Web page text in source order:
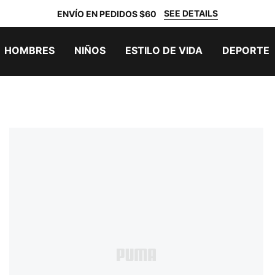
ENVÍO EN PEDIDOS $60 SEE DETAILS
HOMBRES NIÑOS ESTILO DE VIDA DEPORTE